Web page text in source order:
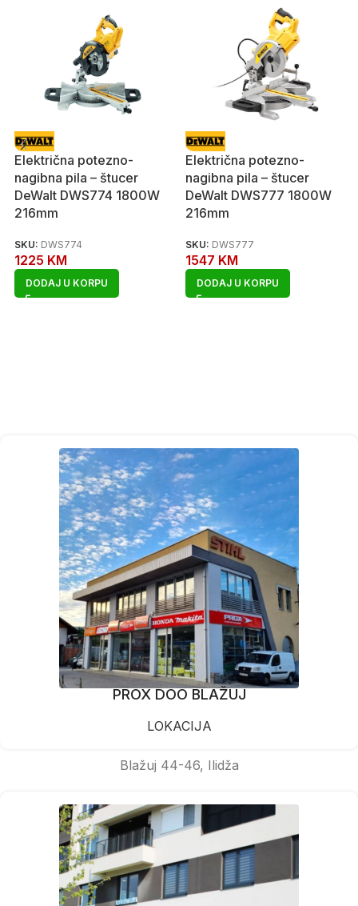
Električna potezno-
nagibna pila – štucer
DeWalt DWS774 1800W
216mm
SKU: DWS774
1225 KM
DODAJ U KORPU
Električna potezno-
nagibna pila – štucer
DeWalt DWS777 1800W
216mm
SKU: DWS777
1547 KM
DODAJ U KORPU
PROX DOO BLAŽUJ
LOKACIJA
Blažuj 44-46, Ilidža